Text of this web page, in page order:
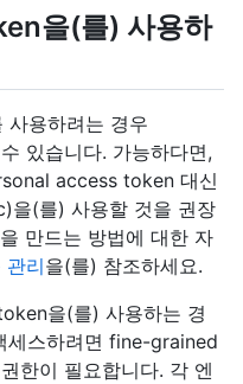
을(를) 사용하
사용하려는 경우
있습니다. 가능하다면,
access token 대신
(를) 사용할 것을 권장
만드는 방법에 대한 자
관리을(를) 참조하세요.
을(를) 사용하는 경
세스하려면 fine-grained
한이 필요합니다. 각 엔